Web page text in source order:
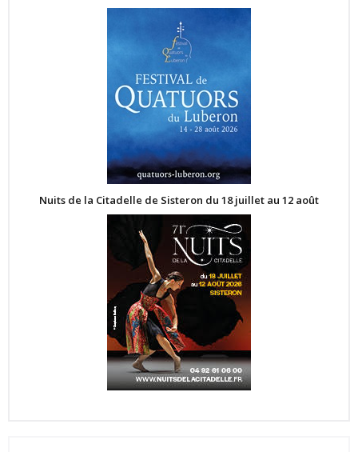
Nuits de la Citadelle de Sisteron du 18 juillet au 12 août